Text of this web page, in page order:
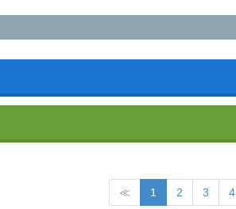
≪ 1 2 3 4